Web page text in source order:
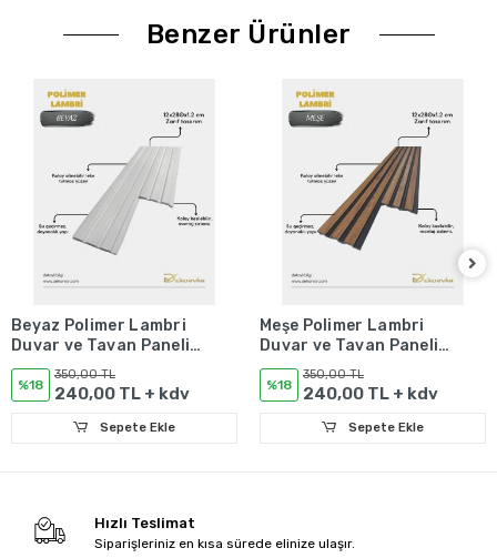
Benzer Ürünler
Beyaz Polimer Lambri
Duvar ve Tavan Paneli -
12mm
%18
350,00 TL
240,00 TL + kdv
Sepete Ekle
Meşe Polimer Lambri
Duvar ve Tavan Paneli -
12mm
%18
350,00 TL
240,00 TL + kdv
Sepete Ekle
Hızlı Teslimat
Siparişleriniz en kısa sürede elinize ulaşır.